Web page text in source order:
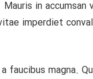
Mauris in
imperdiet
faucibus magna.